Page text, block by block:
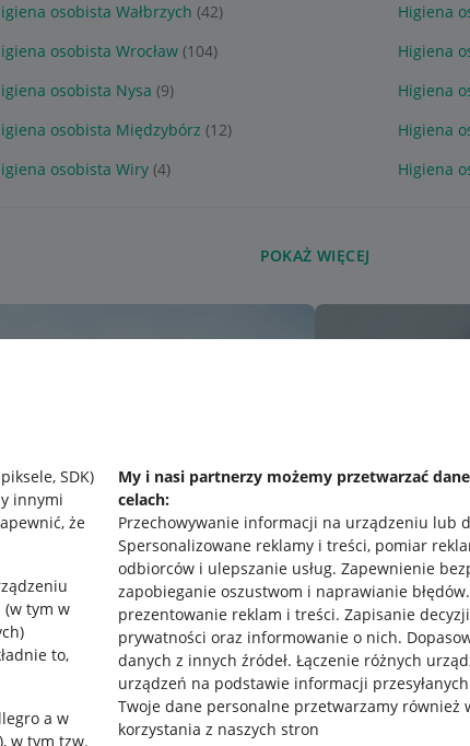
SDK)
innymi
że
tym w
to,
a w
), w tym tzw.
My i nasi partnerzy możemy przetwarzać
celach:
Przechowywanie informacji na urządzeniu lub
Spersonalizowane reklamy i treści, pomiar
odbiorców i ulepszanie usług. Zapewnienie
zapobieganie oszustwom i naprawianie błędów.
prezentowanie reklam i treści. Zapisanie
prywatności oraz informowanie o nich.
danych z innych źródeł. Łączenie różnych
urządzeń na podstawie informacji
Twoje dane personalne przetwarzamy również
korzystania z naszych stron
osobista Wałbrzych (42) Higiena
osobista Wrocław (104) Higiena
osobista Nysa (9) Higiena
osobista Międzybórz (12) Higiena
osobista Wiry (4) Higiena
POKAŻ WIĘCEJ
Pobierz aplikację